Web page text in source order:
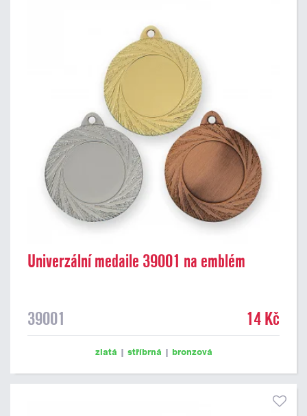
Univerzální medaile 39001 na emblém
39001 14 Kč
zlatá | stříbrná | bronzová